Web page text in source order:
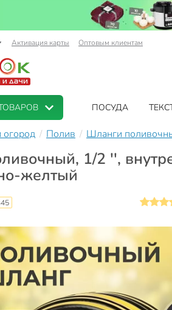
Активация карты Оптовым клиентам
ПОСУДА
огород Полив Шланги
1/2 '',
желтый